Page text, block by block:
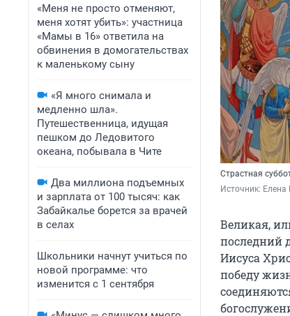
«Меня не просто отменяют,
меня хотят убить»: участница
«Мамы в 16» ответила на
обвинения в домогательствах
к маленькому сыну
«Я много снимала и
медленно шла».
Путешественница, идущая
пешком до Ледовитого
океана, побывала в Чите
Два миллиона подъемных
и зарплата от 100 тысяч: как
Забайкалье борется за врачей
в селах
Школьники начнут учиться по
новой программе: что
изменится с 1 сентября
Страстная
Источник: Елена
Великая,
последний
Иисуса
победу